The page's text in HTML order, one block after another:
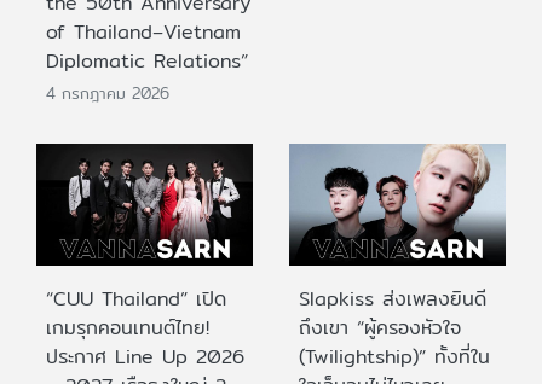
of Thailand–Vietnam
Diplomatic Relations”
4 กรกฎาคม 2026
“CUU Thailand” เปิด
เกมรุกคอนเทนต์ไทย!
ประกาศ Line Up 2026
Slapkiss ส่งเพลงยินดี
ถึงเขา “ผู้ครองหัวใจ
(Twilightship)” ทั้งที่ใน